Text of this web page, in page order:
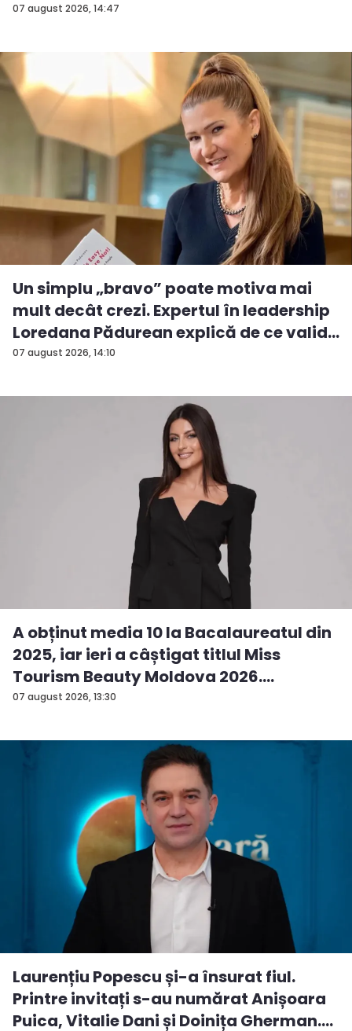
07 august 2026, 14:47
07 august 2026, 14:10
Un simplu „bravo” poate motiva mai
mult decât crezi. Expertul în leadership
Loredana Pădurean explică de ce valid...
07 august 2026, 13:30
A obținut media 10 la Bacalaureatul din
2025, iar ieri a câștigat titlul Miss
Tourism Beauty Moldova 2026.
Andreea...
Laurențiu Popescu și-a însurat fiul.
Printre invitați s-au numărat Anișoara
Puica, Vitalie Dani și Doinița Gherman.